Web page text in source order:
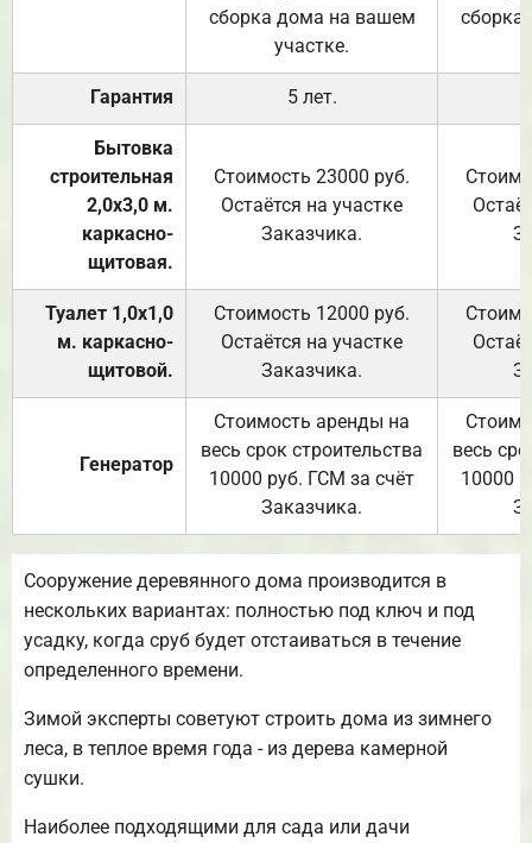
сборка дома на вашем
участке.
Гарантия 5 лет.
Бытовка
строительная
2,0х3,0 м.
каркасно-
щитовая.
Стоимость 23000 руб.
Остаётся на участке
Заказчика.
Туалет 1,0х1,0
м. каркасно-
щитовой.
Стоимость 12000 руб.
Остаётся на участке
Заказчика.
Генератор
Стоимость аренды на
весь срок строительства
10000 руб. ГСМ за счёт
Заказчика.
весь
10000
Сооружение деревянного дома производится в
нескольких вариантах: полностью под ключ и под
усадку, когда сруб будет отстаиваться в течение
определенного времени.
Зимой эксперты советуют строить дома из зимнего
леса, в теплое время года - из дерева камерной
сушки.
Наиболее подходящими для сада или дачи